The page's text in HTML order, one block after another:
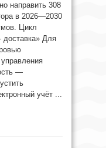
направить 308
в 2026—2030
Цикл
доставка» Для
—
учёт ...